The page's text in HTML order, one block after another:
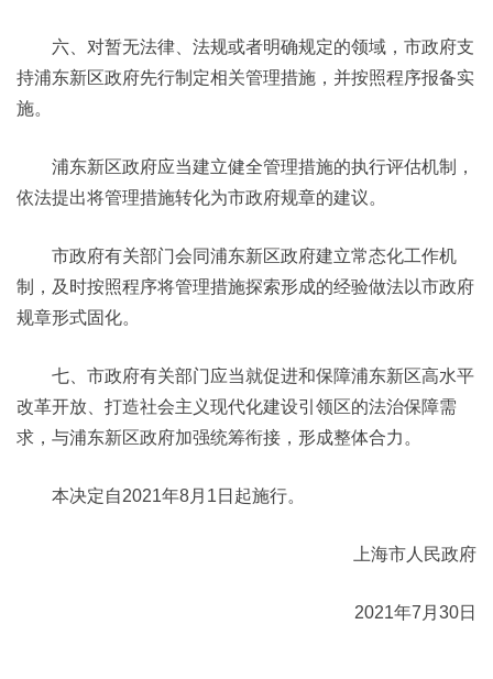
六、对暂无法律、法规或者明确规定的领域，市政府支
持浦东新区政府先行制定相关管理措施，并按照程序报备实
施。
浦东新区政府应当建立健全管理措施的执行评估机制，
依法提出将管理措施转化为市政府规章的建议。
市政府有关部门会同浦东新区政府建立常态化工作机
制，及时按照程序将管理措施探索形成的经验做法以市政府
规章形式固化。
七、市政府有关部门应当就促进和保障浦东新区高水平
改革开放、打造社会主义现代化建设引领区的法治保障需
求，与浦东新区政府加强统筹衔接，形成整体合力。
本决定自2021年8月1日起施行。
上海市人民政府
2021年7月30日